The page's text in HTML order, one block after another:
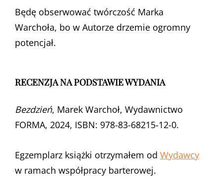
Będę obserwować twórczość Marka
Warchoła, bo w Autorze drzemie ogromny
potencjał.
RECENZJA NA PODSTAWIE WYDANIA
Bezdzień, Marek Warchoł, Wydawnictwo
FORMA, 2024, ISBN: 978-83-68215-12-0.
Egzemplarz książki otrzymałem od Wydawcy
w ramach współpracy barterowej.